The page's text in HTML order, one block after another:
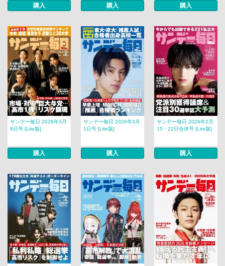
購入 購入 購入
サンデー毎日 2026年3月
8日号 [Lite版]
購入
サンデー毎日 2026年3月
1日号 [Lite版]
購入
サンデー毎日 2026年2月
15・22日合併号 [Lite版]
購入